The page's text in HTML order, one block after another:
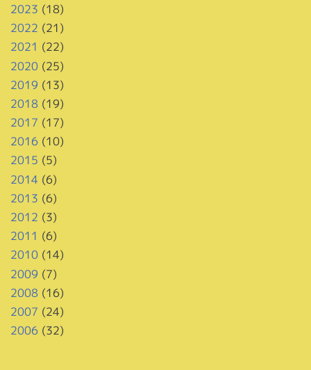
2023 (18)
2022 (21)
2021 (22)
2020(25)
2019 (13)
2018 (19)
2017 (17)
2016 (10)
2015 (5)
2014 (6)
2013 (6)
2012 (3)
2011 (6)
2010(14)
2009 (7)
2008 (16)
2007 (24)
2006 (32)